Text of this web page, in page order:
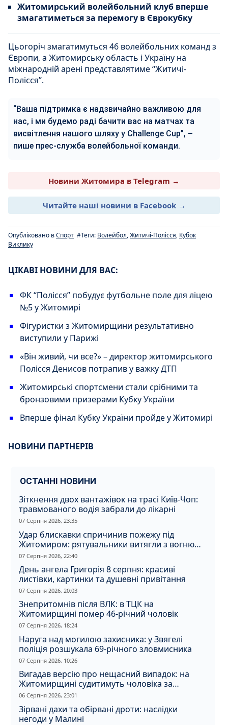
Житомирський волейбольний клуб вперше
змагатиметься за перемогу в Єврокубку
Цьогоріч змагатимуться 46 волейбольних команд з
Європи, а Житомирську область і Україну на
міжнародній арені представлятиме “Житичі-
Полісся”.
“Ваша підтримка є надзвичайно важливою для
нас, і ми будемо раді бачити вас на матчах та
висвітлення нашого шляху у Challenge Cup”, –
пише прес-служба волейбольної команди.
Новини Житомира в Telegram →
Читайте наші новини в Facebook →
Опубліковано вСпорт #Теги: Волейбол,Житичі-Полісся, Кубок
Виклику
ЦІКАВІ НОВИНИ ДЛЯ ВАС:
ФК “Полісся” побудує футбольне поле для ліцею
№5 у Житомирі
Фігуристки з Житомирщини результативно
виступили у Парижі
«Він живий, чи все?» – директор житомирського
Полісся Денисов потрапив у важку ДТП
Житомирські спортсмени стали срібними та
бронзовими призерами Кубку України
Вперше фінал Кубку України пройде у Житомирі
НОВИНИ ПАРТНЕРІВ
ОСТАННІ НОВИНИ
Зіткнення двох вантажівок на трасі Київ-Чоп:
травмованого водія забрали до лікарні
07 Серпня 2026, 23:35
Удар блискавки спричинив пожежу під
Житомиром: рятувальники витягли з вогню
кота
07 Серпня 2026, 22:40
День ангела Григорія 8 серпня: красиві
листівки, картинки та душевні привітання
07 Серпня 2026, 20:03
Знепритомнів після ВЛК: в ТЦК на
Житомирщині помер 46-річний чоловік
07 Серпня 2026, 18:24
Наруга над могилою захисника: у Звягелі
поліція розшукала 69-річного зловмисника
07 Серпня 2026, 10:26
Вигадав версію про нещасний випадок: на
Житомирщині судитимуть чоловіка за
вбивство співмешканки
06 Серпня 2026, 23:01
Зірвані дахи та обірвані дроти: наслідки
негоди у Малині